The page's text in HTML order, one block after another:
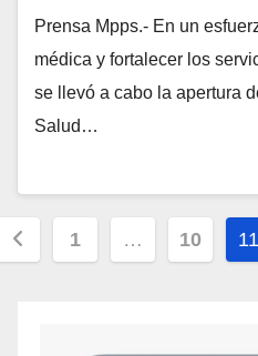
Prensa Mpps.- En un
médica y fortalecer los
se llevó a cabo la apertura
Salud…
1 … 10 11